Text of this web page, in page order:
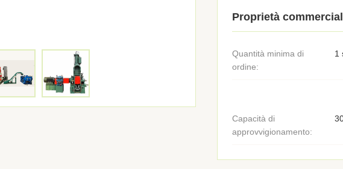
Proprietà
Quantità minima di
ordine:
1
Capacità di
approvvigionamento: